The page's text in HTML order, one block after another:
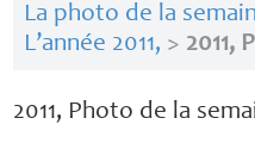
La photo de la
L’année 2011, > 2011,
2011, Photo de la